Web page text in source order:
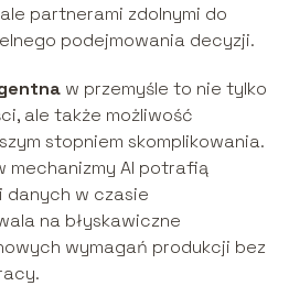
partnerami zdolnymi do
podejmowania decyzji.
w przemyśle to nie tylko
ale także możliwość
stopniem skomplikowania.
mechanizmy AI potrafią
danych w czasie
na błyskawiczne
wymagań produkcji bez